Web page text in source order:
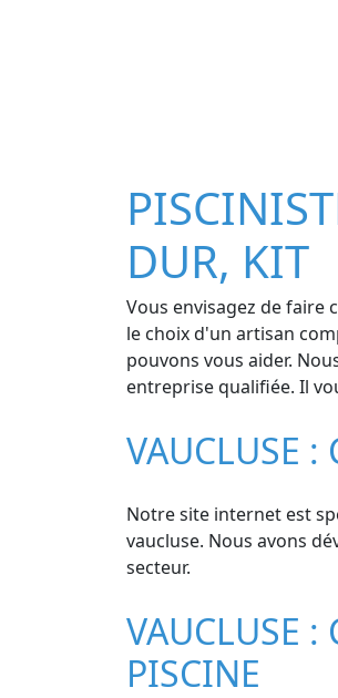
DUR, KIT
Vous envisagez de faire
le choix d'un artisan
pouvons vous aider.
entreprise qualifiée. Il
VAUCLUSE :
Notre site internet est
vaucluse. Nous avons
secteur.
VAUCLUSE :
PISCINE